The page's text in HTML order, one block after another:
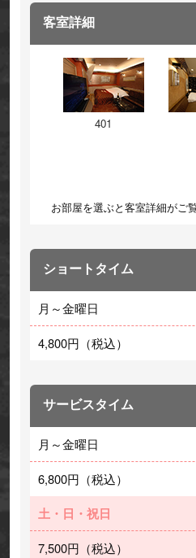
客室詳細
401
お部屋を選ぶと客室詳細がご
ショートタイム
月～金曜日
4,800円（税込）
サービスタイム
月～金曜日
6,800円（税込）
土・日・祝日
7,500円（税込）